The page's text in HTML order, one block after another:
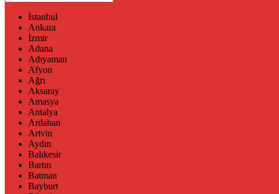
İstanbul
Ankara
İzmir
Adana
Adıyaman
Afyon
Ağrı
Aksaray
Amasya
Antalya
Ardahan
Artvin
Aydın
Balıkesir
Bartın
Batman
Bayburt